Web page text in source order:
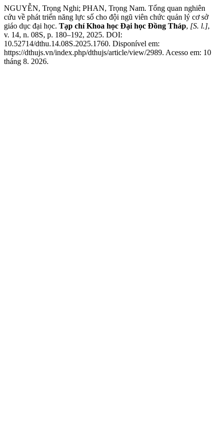
NGUYỄN, Trọng Nghi; PHAN, Trọng Nam. Tổng quan nghiên
cứu về phát triển năng lực số cho đội ngũ viên chức quản lý cơ sở
giáo dục đại học. Tạp chí Khoa học Đại học Đồng Tháp, [S. l.],
v. 14, n. 08S, p. 180–192, 2025. DOI:
10.52714/dthu.14.08S.2025.1760. Disponível em:
https://dthujs.vn/index.php/dthujs/article/view/2989. Acesso em: 10
tháng 8. 2026.